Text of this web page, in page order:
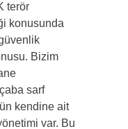
terör
konusunda
güvenlik
Bizim
sarf
kendine ait
var. Bu